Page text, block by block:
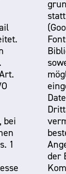
bei
1
der